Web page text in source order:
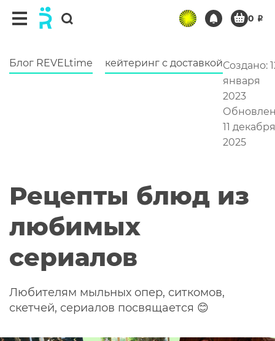
Блог REVELtime кейтеринг с доставкойСоздано:
января
2023
11 декабря
2025
Рецепты блюд из
любимых
сериалов
Любителям мыльных опер, ситкомов,
скетчей, сериалов посвящается 😊